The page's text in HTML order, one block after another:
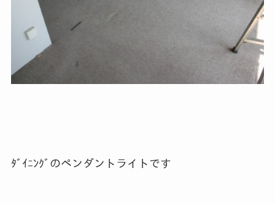
ﾀﾞｲﾆﾝｸﾞのペンダントライトです